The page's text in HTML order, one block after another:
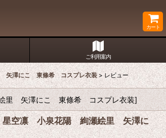
カート
ご利用案内
矢澤にこ 東條希 コスプレ衣装 > レビュー
里 矢澤にこ 東條希 コスプレ衣装]
空凛 小泉花陽 絢瀬絵里 矢澤に